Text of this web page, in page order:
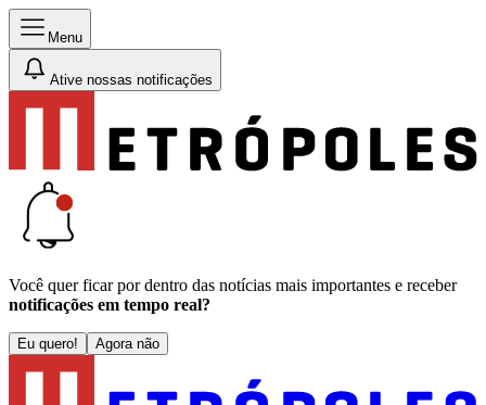
Menu
Ative nossas notificações
Você quer ficar por dentro das notícias mais importantes e receber
notificações em tempo real?
Eu quero! Agora não